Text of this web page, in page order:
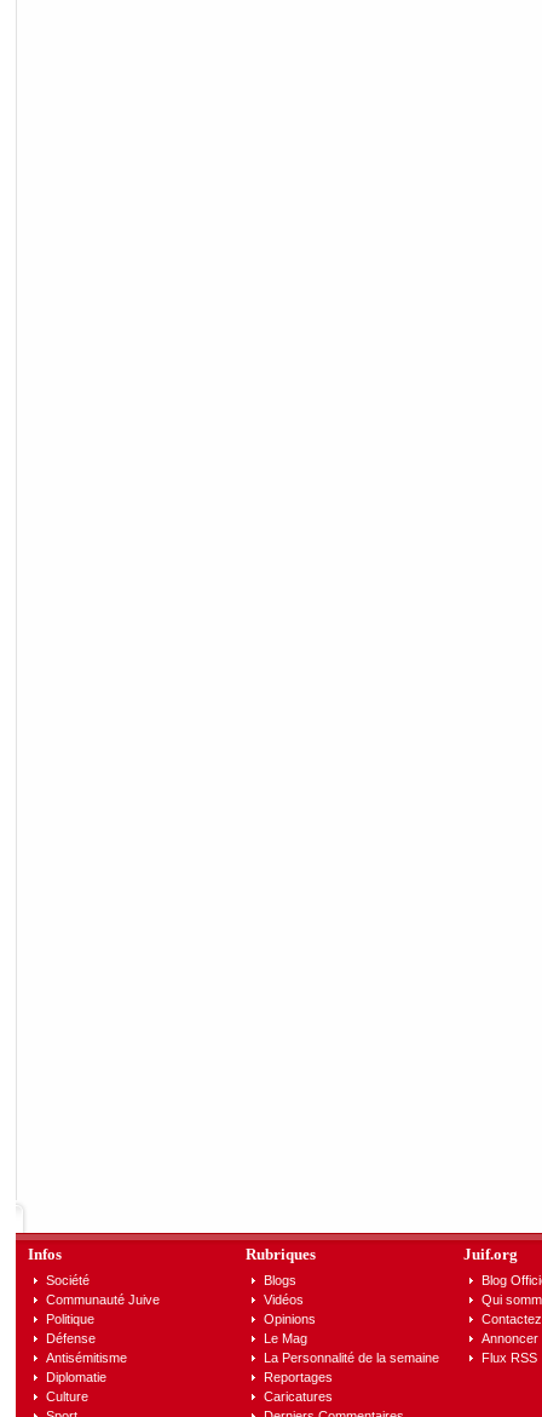
Infos
Société
Communauté Juive
Politique
Défense
Antisémitisme
Diplomatie
Culture
Rubriques
Blogs
Vidéos
Opinions
Le Mag
La Personnalité de la semaine
Reportages
Caricatures
Juif.org
Blog
Qui
Annoncer
Flux RSS